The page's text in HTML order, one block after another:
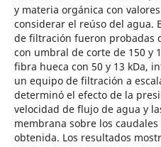
y materia orgánica con
considerar el reúso del agua.
de filtración fueron probadas
con umbral de corte de 150 y
fibra hueca con 50 y 13 kDa,
un equipo de filtración a
determinó el efecto de la
velocidad de flujo de agua y
membrana sobre los
obtenida. Los resultados